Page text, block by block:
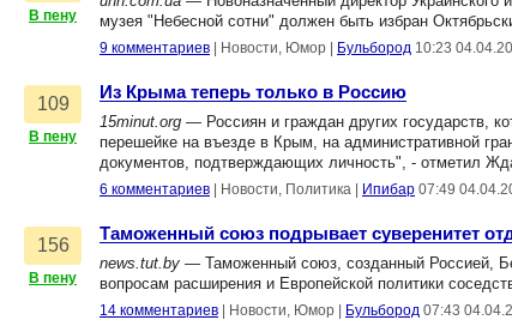
В пену
музея "Небесной сотни" должен быть избран
9 комментариев Новости, Юмор Бульбород 10:23
109
В пену
Из Крыма теперь только в Россию
15minut.org — Россиян и граждан других государств,
перешейке на въезде в Крым, на административной
документов, подтверждающих личность", - отметил
6 комментариев Новости, Политика Ипибар 07:49
156
В пену
Таможенный союз подрывает суверенитет
news.tut.by — Таможенный союз, созданный Россией,
вопросам расширения и Европейской политики
14 комментариев Новости, Юмор Бульбород 07:43